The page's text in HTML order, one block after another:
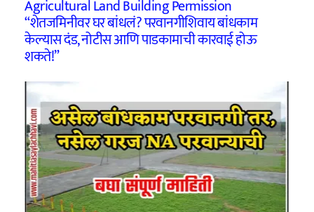
Agricultural Land Building Permission
“शेतजमिनीवर घर बांधलं? परवानगीशिवाय बांधकाम
केल्यास दंड, नोटीस आणि पाडकामाची कारवाई होऊ
शकते!”